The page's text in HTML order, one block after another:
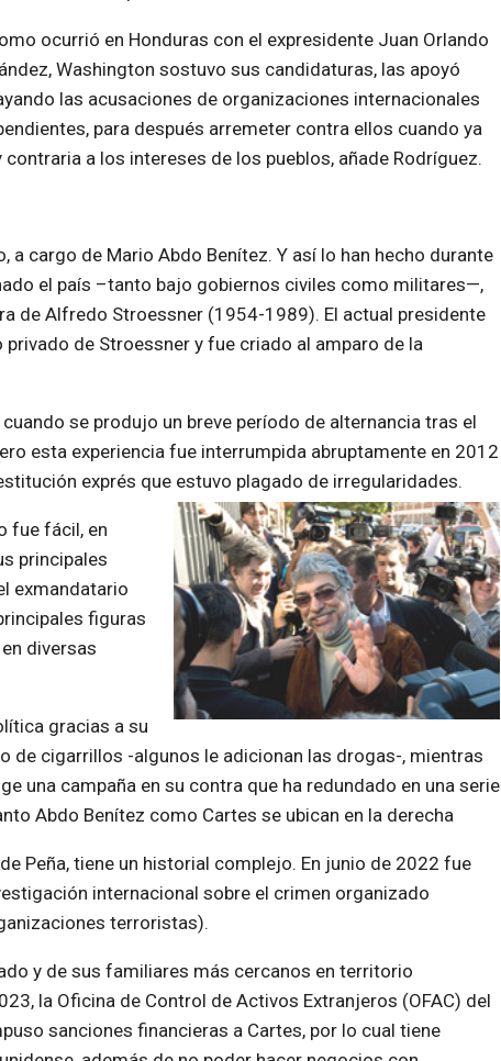
ocurrió en Honduras con el expresidente Juan Orlando
Washington sostuvo sus candidaturas, las apoyó
las acusaciones de organizaciones internacionales
para después arremeter contra ellos cuando ya
a los intereses de los pueblos, añade Rodríguez.
cargo de Mario Abdo Benítez. Y así lo han hecho durante
el país –tanto bajo gobiernos civiles como militares—,
de Alfredo Stroessner (1954-1989). El actual presidente
de Stroessner y fue criado al amparo de la
se produjo un breve período de alternancia tras el
esta experiencia fue interrumpida abruptamente en 2012
exprés que estuvo plagado de irregularidades.
fue fácil, en
principales
exmandatario
figuras
diversas
gracias a su
de cigarrillos -algunos le adicionan las drogas-, mientras
una campaña en su contra que ha redundado en una serie
Abdo Benítez como Cartes se ubican en la derecha
Peña, tiene un historial complejo. En junio de 2022 fue
internacional sobre el crimen organizado
terroristas).
y de sus familiares más cercanos en territorio
la Oficina de Control de Activos Extranjeros (OFAC) del
sanciones financieras a Cartes, por lo cual tiene